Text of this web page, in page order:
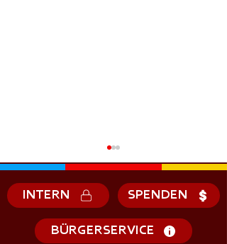
INTERN SPENDEN
BÜRGERSERVICE